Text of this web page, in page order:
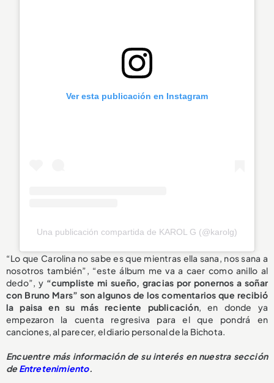
Ver esta publicación en Instagram
Una publicación compartida de KAROL G (@karolg)
“Lo que Carolina no sabe es que mientras ella sana, nos sana a
nosotros también”, “este álbum me va a caer como anillo al
dedo”, y “cumpliste mi sueño, gracias por ponernos a soñar
con Bruno Mars” son algunos de los comentarios que recibió
la paisa en su más reciente publicación, en donde ya
empezaron la cuenta regresiva para el que pondrá en
canciones, al parecer, el diario personal de la Bichota.
Encuentre más información de su interés en nuestra sección
deEntretenimiento.